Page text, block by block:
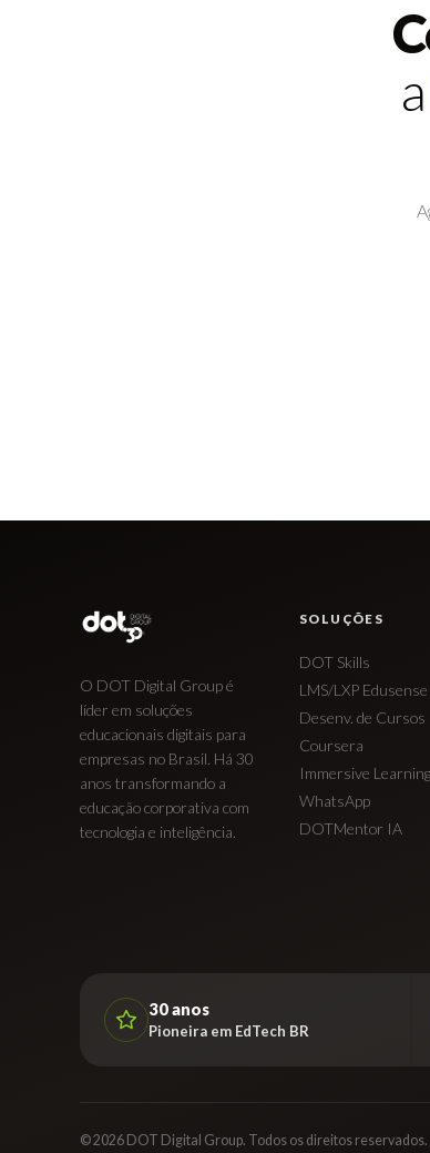
a
O DOT Digital Group é
líder em soluções
educacionais digitais para
empresas no Brasil. Há 30
anos transformando a
educação corporativa com
tecnologia e inteligência.
SOLUÇÕES
DOT Skills
LMS/LXP Edusense
Desenv. de Cursos
Coursera
Immersive Learning
WhatsApp
DOTMentor IA
30 anos
Pioneira em EdTech BR
© 2026 DOT Digital Group. Todos os direitos reservados.